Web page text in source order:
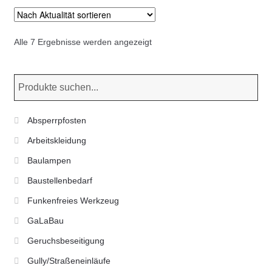
Alle 7 Ergebnisse werden angezeigtNach
Absperrpfosten
Arbeitskleidung
Baulampen
Baustellenbedarf
Funkenfreies Werkzeug
GaLaBau
Geruchsbeseitigung
Gully/Straßeneinläufe